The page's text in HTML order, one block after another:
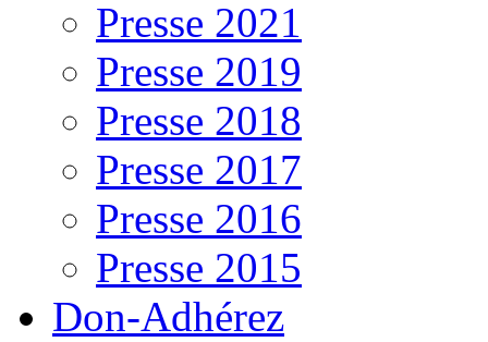
Presse 2021
Presse 2019
Presse 2018
Presse 2017
Presse 2016
Presse 2015
Don-Adhérez